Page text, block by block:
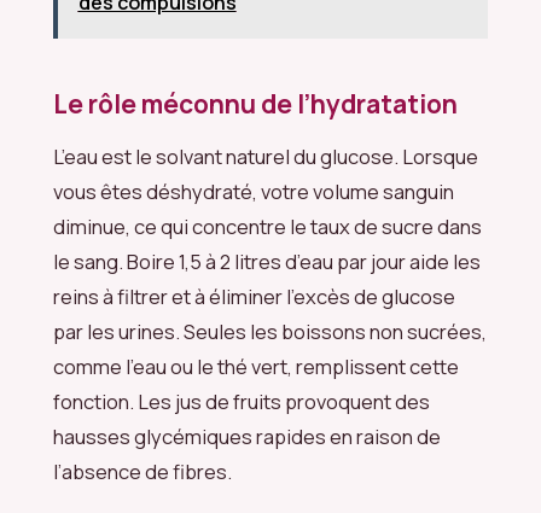
Le rôle méconnu de l’hydratation
L’eau est le solvant naturel du glucose. Lorsque
vous êtes déshydraté, votre volume sanguin
diminue, ce qui concentre le taux de sucre dans
le sang. Boire 1,5 à 2 litres d’eau par jour aide les
reins à filtrer et à éliminer l’excès de glucose
par les urines. Seules les boissons non sucrées,
comme l’eau ou le thé vert, remplissent cette
fonction. Les jus de fruits provoquent des
hausses glycémiques rapides en raison de
l’absence de fibres.